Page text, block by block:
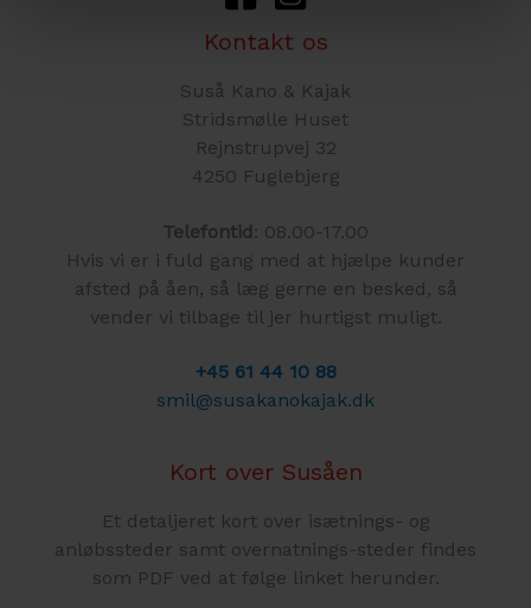
Kontakt os
Suså Kano & Kajak
Stridsmølle Huset
Rejnstrupvej 32
4250 Fuglebjerg
Telefontid : 08.00-17.00
Hvis vi er i fuld gang med at hjælpe kunder
afsted på åen, så læg gerne en besked, så
vender vi tilbage til jer hurtigst muligt.
+45 61 44 10 88
smil@susakanokajak.dk
Kort over Susåen
Et detaljeret kort over isætnings- og
anløbssteder samt overnatnings-steder findes
som PDF ved at følge linket herunder.